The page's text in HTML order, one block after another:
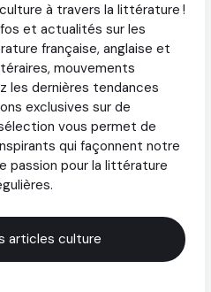
à travers la littérature !
et actualités sur les
française, anglaise et
mouvements
les dernières tendances
exclusives sur de
vous permet de
qui façonnent notre
passion pour la littérature
articles culture